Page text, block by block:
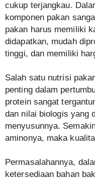
cukup terjangkau.
komponen pakan
pakan harus memiliki
didapatkan, mudah
tinggi, dan memiliki
Salah satu nutrisi
penting dalam
protein sangat
dan nilai biologis yang
menyusunnya.
aminonya, maka
Permasalahannya,
ketersediaan bahan